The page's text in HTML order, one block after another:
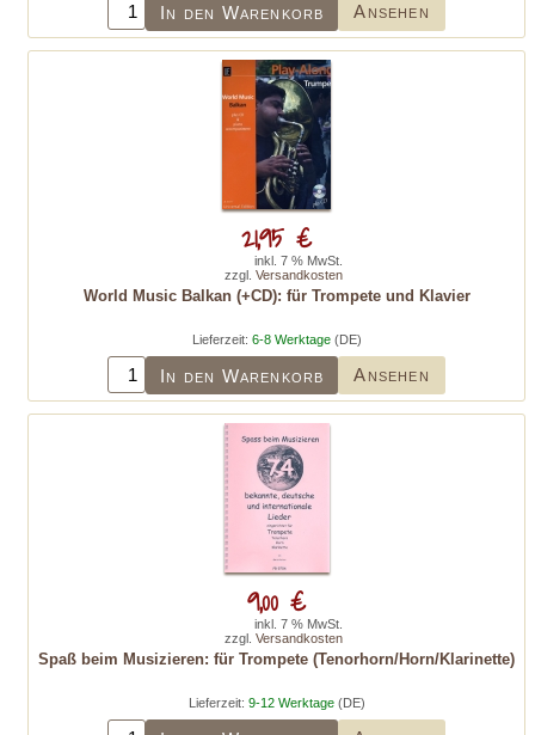
In den Warenkorb Ansehen
World Music Balkan (+CD): für Trompete und Klavier
Lieferzeit: 6-8 Werktage(DE)
In den Warenkorb Ansehen
21,95 €
inkl. 7 % MwSt.
zzgl. Versandkosten
Spaß beim Musizieren: für Trompete (Tenorhorn/Horn/Klarinette)
Lieferzeit: 9-12 Werktage(DE)
9,00 €
inkl. 7 % MwSt.
zzgl. Versandkosten